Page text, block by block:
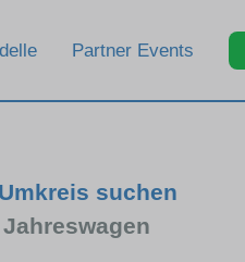
Partner Events
suchen